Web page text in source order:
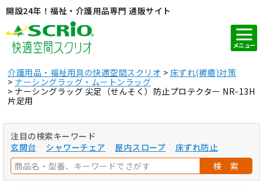
開設24年！福祉・介護用品専門 通販サイト
メニュー
介護用品・福祉用具の快適空間スクリオ
床ずれ(褥瘡)対策
ナーシングラッグ・ムートンラッグ
ナーシングラッグ 尖足（せんそく）防止プロテクター NR-13H
片足用
注目の検索キーワード
玄関台
シャワーチェア 屋内スロープ
床ずれ防止
検 索